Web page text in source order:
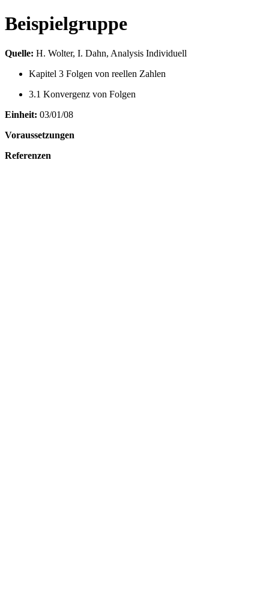
Beispielgruppe
Quelle: H. Wolter, I. Dahn, Analysis Individuell
Kapitel 3 Folgen von reellen Zahlen
3.1 Konvergenz von Folgen
Einheit: 03/01/08
Voraussetzungen
Referenzen